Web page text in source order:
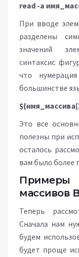
read -a
При вводе
разделены
значений
синтаксис
что
большинстве
${имя_массива[
Это все
полезны при
осталось
вам было более
массивов
Теперь
Сначала нам
будем
будет проще